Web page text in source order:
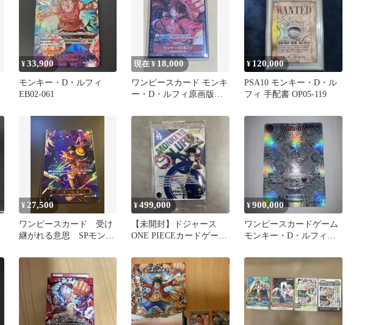
¥33,900
モンキー・D・ルフィ
EB02-061
現在 ¥18,000
ワンピースカード モンキ
ー・D・ルフィ原画版
¥ 120,000
PSA10 モンキー・D・ル
フィ 手配書 OP05-119
¥27,500
ワンピースカード 受け
継がれる意思 SPモンキ
119
¥499,000
【未開封】ドジャース
ONE PIECEカードゲーム
¥900,000
ワンピースカードゲーム
モンキー・D・ルフィ